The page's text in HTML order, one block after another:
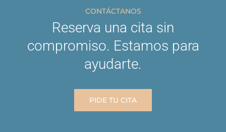
CONTÁCTANOS
Reserva una cita sin
compromiso. Estamos para
ayudarte.
PIDE TU CITA